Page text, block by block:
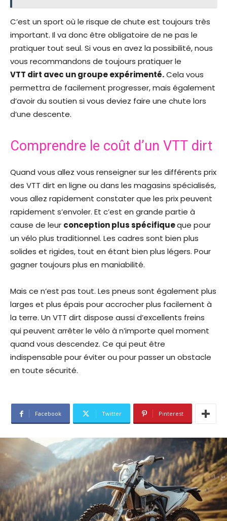
C’est un sport où le risque de chute est toujours très
important. Il va donc être obligatoire de ne pas le
pratiquer tout seul. Si vous en avez la possibilité, nous
vous recommandons de toujours pratiquer le
VTT dirt avec un groupe expérimenté.Cela vous
permettra de facilement progresser, mais également
d’avoir du soutien si vous deviez faire une chute lors
d’une descente.
Comprendre le coût d’un VTT dirt
Quand vous allez vous renseigner sur les différents prix
des VTT dirt en ligne ou dans les magasins spécialisés,
vous allez rapidement constater que les prix peuvent
rapidement s’envoler. Et c’est en grande partie à
cause de leur conception plus spécifiqueque pour
un vélo plus traditionnel. Les cadres sont bien plus
solides et rigides, tout en étant bien plus légers. Pour
gagner toujours plus en maniabilité.
Mais ce n’est pas tout. Les pneus sont également plus
larges et plus épais pour accrocher plus facilement à
la terre. Un VTT dirt dispose aussi d’excellents freins
qui peuvent arrêter le vélo à n’importe quel moment
quand vous descendez. Ce qui peut être
indispensable pour éviter ou pour passer un obstacle
en toute sécurité.
Facebook Twitter Pinterest